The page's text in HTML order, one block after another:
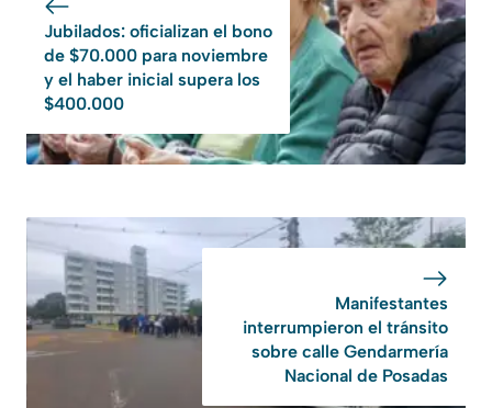
Jubilados: oficializan el bono
de $70.000 para noviembre
y el haber inicial supera los
$400.000
Manifestantes
interrumpieron el tránsito
sobre calle Gendarmería
Nacional de Posadas